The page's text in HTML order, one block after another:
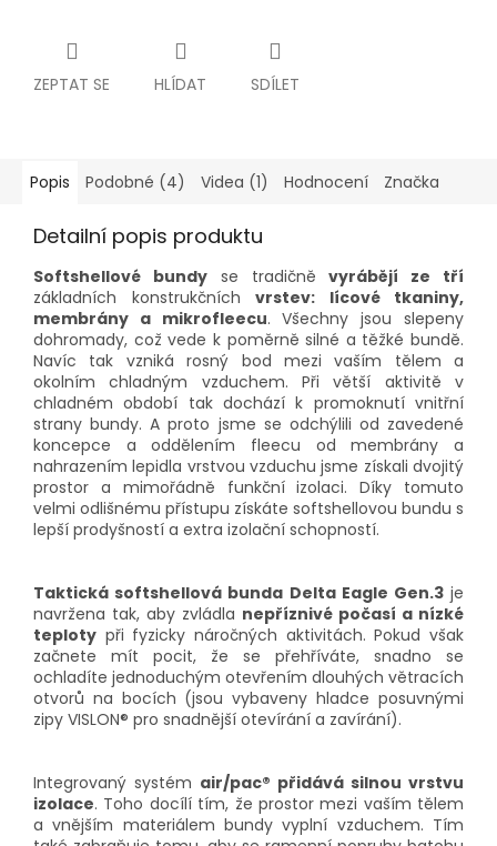
ZEPTAT SE HLÍDAT SDÍLET
Popis Podobné (4) Videa (1) Hodnocení Značka
Detailní popis produktu
Softshellové bundyse tradičněvyrábějí ze tří
základních konstrukčních vrstev: lícové tkaniny,
membrány a mikrofleecu. Všechny jsou slepeny
dohromady, což vede k poměrně silné a těžké bundě.
Navíc tak vzniká rosný bod mezi vaším tělem a
okolním chladným vzduchem. Při větší aktivitě v
chladném období tak dochází k promoknutí vnitřní
strany bundy. A proto jsme se odchýlili od zavedené
koncepce a oddělením fleecu od membrány a
nahrazením lepidla vrstvou vzduchu jsme získali dvojitý
prostor a mimořádně funkční izolaci. Díky tomuto
velmi odlišnému přístupu získáte softshellovou bundu s
lepší prodyšností a extra izolační schopností.
Taktická softshellová bunda Delta Eagle Gen.3je
navržena tak, aby zvládla nepříznivé počasí a nízké
teploty při fyzicky náročných aktivitách. Pokud však
začnete mít pocit, že se přehříváte, snadno se
ochladíte jednoduchým otevřením dlouhých větracích
otvorů na bocích (jsou vybaveny hladce posuvnými
zipy VISLON® pro snadnější otevírání a zavírání).
Integrovaný systém air/pac® přidává silnou vrstvu
izolace. Toho docílí tím, že prostor mezi vaším tělem
a vnějším materiálem bundy vyplní vzduchem. Tím